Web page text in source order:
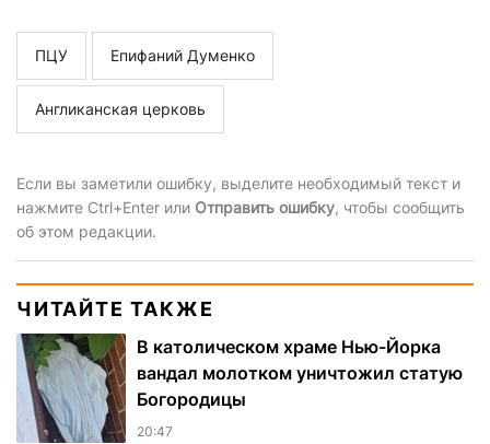
ПЦУ Епифаний Думенко
Англиканская церковь
Если вы заметили ошибку, выделите необходимый текст и
нажмите Ctrl+Enter или Отправить ошибку, чтобы сообщить
об этом редакции.
ЧИТАЙТЕ ТАКЖЕ
В католическом храме Нью-Йорка
вандал молотком уничтожил статую
Богородицы
20:47